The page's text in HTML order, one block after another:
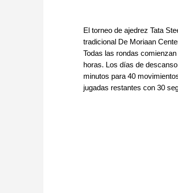
El torneo de ajedrez Tata
tradicional De Moriaan
Todas las rondas
horas. Los días de
minutos para 40
jugadas restantes con 30